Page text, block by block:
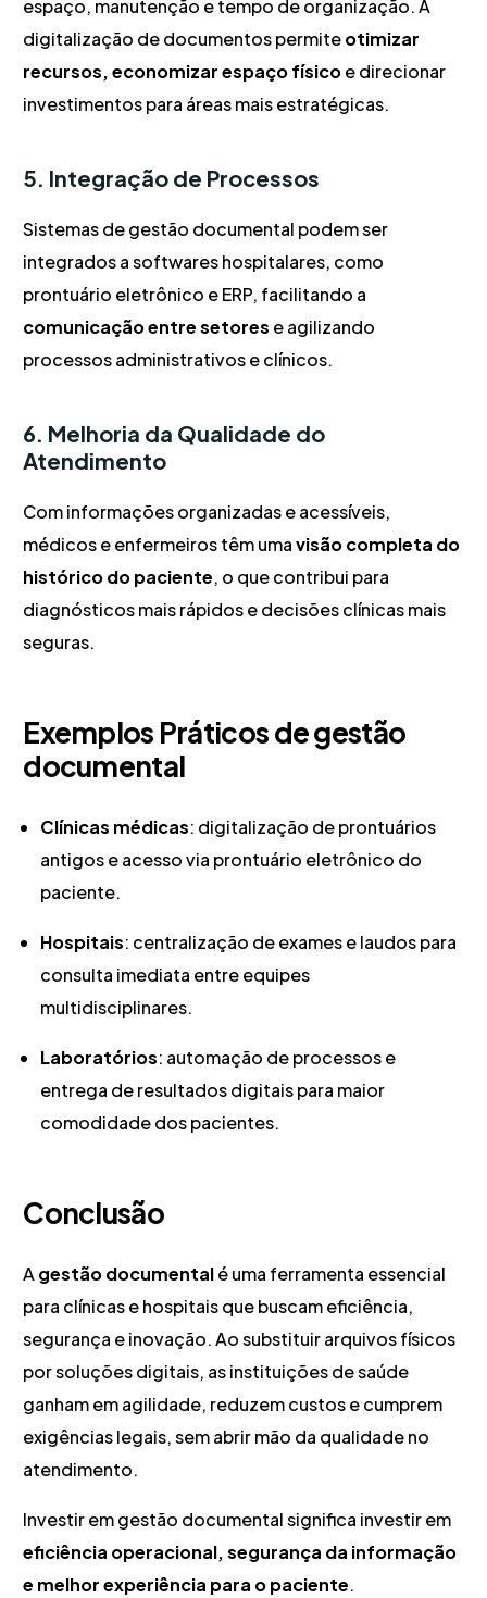
espaço, manutenção e tempo de organização. A
digitalização de documentos permiteotimizar
recursos, economizar espaço físicoe direcionar
investimentos para áreas mais estratégicas.
5. Integração de Processos
Sistemas de gestão documental podem ser
integrados a softwares hospitalares, como
prontuário eletrônico e ERP, facilitando a
comunicação entre setores e agilizando
processos administrativos e clínicos.
6. Melhoria da Qualidade do
Atendimento
Com informações organizadas e acessíveis,
médicos e enfermeiros têm umavisão completa do
histórico do paciente, o que contribui para
diagnósticos mais rápidos e decisões clínicas mais
seguras.
Exemplos Práticos de gestão
documental
Clínicas médicas: digitalização de prontuários
antigos e acesso via prontuário eletrônico do
paciente.
Hospitais: centralização de exames e laudos para
consulta imediata entre equipes
multidisciplinares.
Laboratórios: automação de processos e
entrega de resultados digitais para maior
comodidade dos pacientes.
Conclusão
Agestão documentalé uma ferramenta essencial
para clínicas e hospitais que buscam eficiência,
segurança e inovação. Ao substituir arquivos físicos
por soluções digitais, as instituições de saúde
ganham em agilidade, reduzem custos e cumprem
exigências legais, sem abrir mão da qualidade no
atendimento.
Investir em gestão documental significa investir em
eficiência operacional, segurança da informação
e melhor experiência para o paciente.